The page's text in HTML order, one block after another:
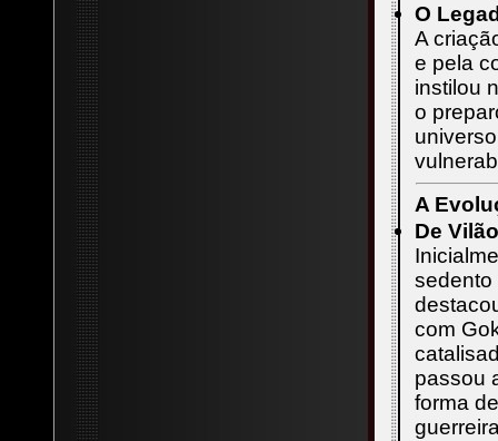
O
A
e pela
instilou
o
A
De
sedento
com
passou
forma